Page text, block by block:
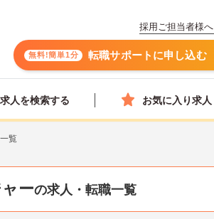
採用ご担当者様へ
無料!簡単1分 転職サポートに申し込む
求人を検索する お気に入り求人
覧
ーの求人・転職一覧